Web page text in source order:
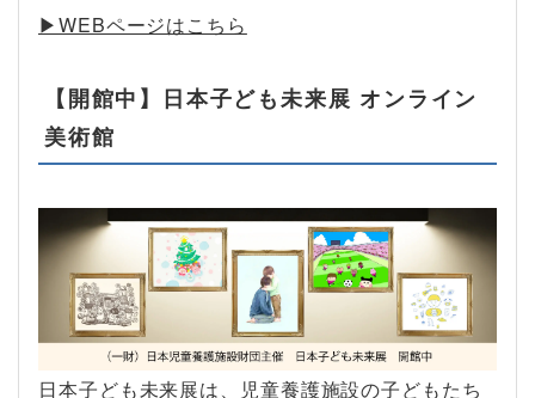
▶︎WEBページはこちら
【開館中】日本子ども未来展 オンライン
美術館
日本子ども未来展は、児童養護施設の子どもたち